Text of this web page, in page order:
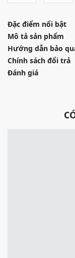
Đặc điểm nổi bật
Mô tả sản phẩm
Hướng dẫn bảo
Chính sách đổi trả
Đánh giá